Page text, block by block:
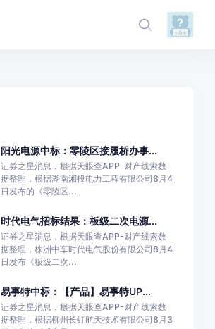
阳光电源中标：零陵区接履桥办事...
证券之星消息，根据天眼查APP-财产线索数
据整理，根据湖南湘投电力工程有限公司8月4
日发布的《零陵区...
时代电气招标结果：板级二次电源...
证券之星消息，根据天眼查APP-财产线索数
据整理，株洲中车时代电气股份有限公司8月4
日发布《板级二次...
易事特中标：【产品】易事特UP...
证券之星消息，根据天眼查APP-财产线索数
据整理，根据柳州长虹航天技术有限公司8月3